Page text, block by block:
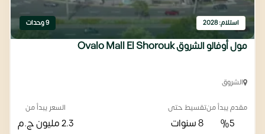
استلام: 2028 9 وحدات
مول أوفالو الشروق Ovalo Mall El Shorouk
الشروق
مقدم يبدأ من
%5
تقسيط حتى
8 سنوات
السعر يبدأ من
2.3 مليون ج.م